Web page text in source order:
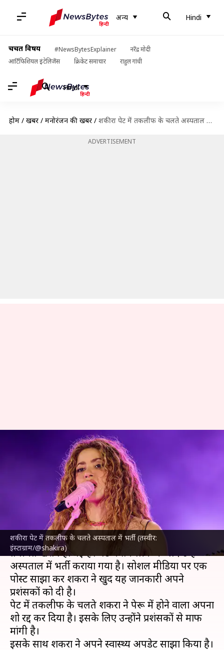
अन्य Hindi
चर्चित विषय #NewsBytesExplainer
नरेंद्र मोदी
आर्टिफिशियल इंटेलिजेंस
क्रिकेट समाचार राहुल गांधी
Hindi
होम / खबरें / मनोरंजन की खबरें / शकीरा पेट में तकलीफ के चलते अस्पताल में भर्ती, रद्द किया पेरू में होने वाला शो
ADVERTISEMENT
शकीरा पेट में तकलीफ के चलते अस्पताल में भर्ती (तस्वीर:
इंस्टाग्राम/@shakira)
शकीरा पेट में तकलीफ के चलते
अस्पताल में भर्ती, रद्द किया पेरू में
होने वाला शो
Feb 17, 2025 12:16 pm
कोलंबिया की जानी-मानी गायिकाशकीराकी अचानक
तबीयत खराब हो गई है। पेट में तकलीफ के बाद उन्हें
अस्पताल में भर्ती कराया गया है। सोशल मीडिया पर एक
पोस्ट साझा कर शकीरा ने खुद यह जानकारी अपने
प्रशंसकों को दी है।
पेट में तकलीफ के चलते शकीरा ने पेरू में होने वाला अपना
शो रद्द कर दिया है। इसके लिए उन्होंने प्रशंसकों से माफी
मांगी है।